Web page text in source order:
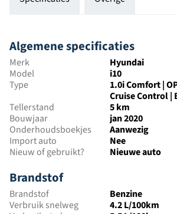
Algemene specificaties
Merk
Hyundai
Model
i10
Type
1.0i Comfort |
Cruise Control
Tellerstand
5 km
Bouwjaar
jan 2020
Onderhoudsboekjes
Aanwezig
Import auto
Nee
Nieuw of gebruikt?
Nieuwe auto
Brandstof
Brandstof
Benzine
Verbruik snelweg
4.2 L/100km